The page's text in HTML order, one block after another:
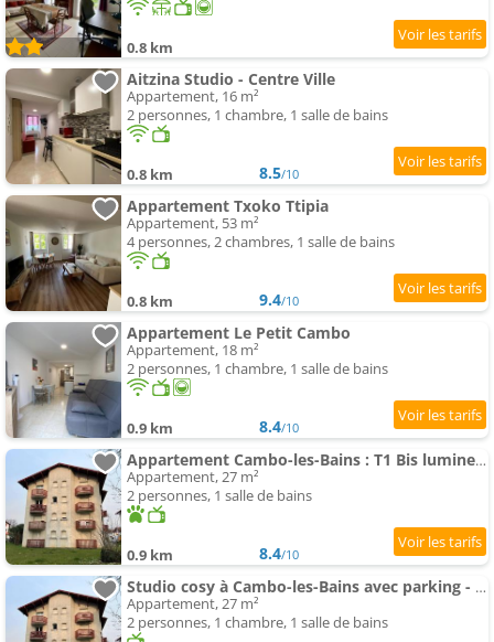
0.8 km
Aitzina Studio - Centre Ville
Appartement, 16 m²
2 personnes, 1 chambre, 1 salle de bains
0.8 km 8.5/10
Appartement Txoko Ttipia
Appartement, 53 m²
4 personnes, 2 chambres, 1 salle de bains
0.8 km 9.4/10
Appartement Le Petit Cambo
Appartement, 18 m²
2 personnes, 1 chambre, 1 salle de bains
0.9 km 8.4/10
Appartement Cambo-les-Bains : T1 Bis lumineux avec balcon, parking, animaux admis - FR-1-495-31
Appartement, 27 m²
2 personnes, 1 salle de bains
0.9 km 8.4/10
Studio cosy à Cambo-les-Bains avec parking - FR-1-495-120
Appartement, 27 m²
2 personnes, 1 chambre, 1 salle de bains